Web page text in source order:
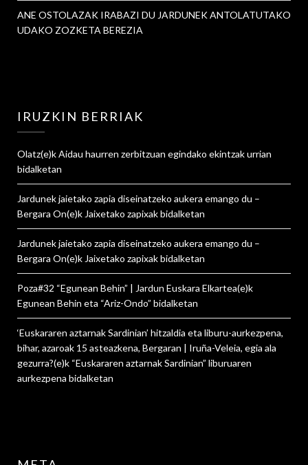
ANE OSTOLAZAK IRABAZI DU JARDUNEK ANTOLATUTAKO
UDAKO ZOZKETA BEREZIA
IRUZKIN BERRIAK
Olatz(e)kAidau haurren zerbitzuan egindako ekintzak urrian
bidalketan
Jardunek jaietako zapia diseinatzeko aukera emango du –
Bergara On(e)k Jaixetako zapixakbidalketan
Jardunek jaietako zapia diseinatzeko aukera emango du –
Bergara On(e)k Jaixetako zapixakbidalketan
Poza#32 “Egunean Behin” | Jardun Euskara Elkartea(e)k
Egunean Behin eta “Ariz-Ondo” bidalketan
‘Euskararen aztarnak Sardinian’ hitzaldia eta liburu-aurkezpena,
bihar, azaroak 15 asteazkena, Bergaran | Iruña-Veleia, egia ala
gezurra?(e)k “Euskararen aztarnak Sardinian” liburuaren
aurkezpena bidalketan